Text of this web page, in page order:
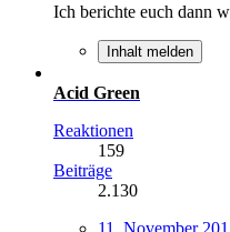
Ich berichte euch dann
Inhalt melden
Acid Green
Reaktionen
159
Beiträge
2.130
11. November